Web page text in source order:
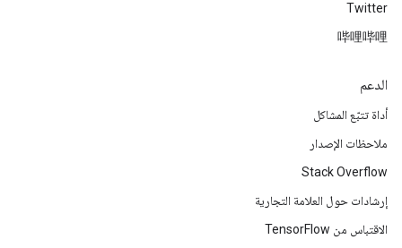
Twitter
哔哩哔哩
الدعم
أداة تتبّع المشاكل
ملاحظات الإصدار
Stack Overflow
إرشادات حول العلامة التجارية
الاقتباس من TensorFlow